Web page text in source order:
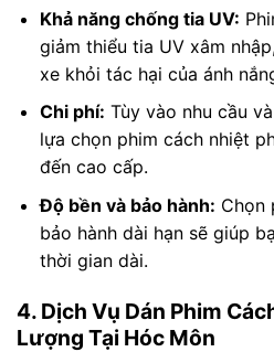
Khả năng chống tia UV:
giảm thiểu tia UV xâm
xe khỏi tác hại của ánh
Chi phí: Tùy vào nhu cầu
lựa chọn phim cách nhiệt
đến cao cấp.
Độ bền và bảo hành: Chọn
bảo hành dài hạn sẽ giúp
thời gian dài.
4. Dịch Vụ Dán Phim
Lượng Tại Hóc Môn